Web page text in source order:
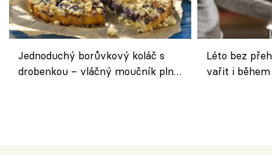
Jednoduchý borůvkový koláč s
drobenkou – vláčný moučník plný
Léto bez
vařit i